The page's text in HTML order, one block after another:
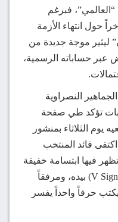
“العالمي”، فبرغم
حول انتهاء الأزمة
ليثير موجة جديدة من
عبر حساباته الرسمية،
النصراوية
تؤكد طي صفحة
يوم الثلاثاء بمنشور
قائد المنتخب
فيها ابتسامة خفيفة
تعلو محياه، رافعاً علامة “النصر” (V Sign) بيده، ومرفقاً
حرفاً واحداً يفسر